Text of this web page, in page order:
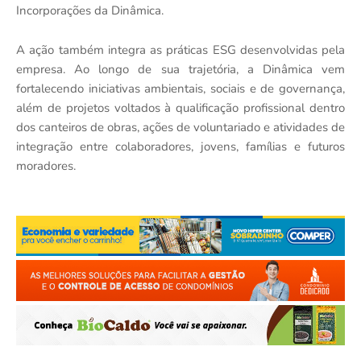
Incorporações da Dinâmica.
A ação também integra as práticas ESG desenvolvidas pela
empresa. Ao longo de sua trajetória, a Dinâmica vem
fortalecendo iniciativas ambientais, sociais e de governança,
além de projetos voltados à qualificação profissional dentro
dos canteiros de obras, ações de voluntariado e atividades de
integração entre colaboradores, jovens, famílias e futuros
moradores.